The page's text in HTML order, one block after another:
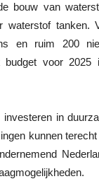
bouw van
waterstof tanken.
en ruim 200
budget voor
investeren in
kunnen terecht